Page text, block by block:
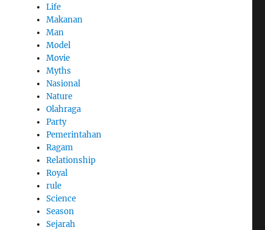
Life
Makanan
Man
Model
Movie
Myths
Nasional
Nature
Olahraga
Party
Pemerintahan
Ragam
Relationship
Royal
rule
Science
Season
Sejarah